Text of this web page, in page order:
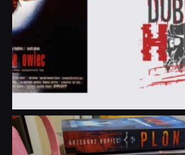
dobryhorror
Lip 31